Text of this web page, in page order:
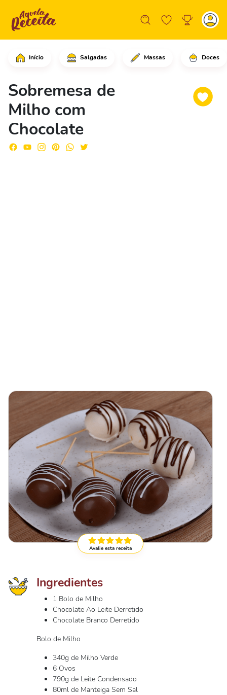
Início Salgadas Massas Doces
Sobremesa de
Milho com
Chocolate
Comece batendo o bolo de milho
Avalie esta receita
Ingredientes
1 Bolo de Milho
Chocolate Ao Leite Derretido
Chocolate Branco Derretido
Bolo de Milho
340g de Milho Verde
6 Ovos
790g de Leite Condensado
80ml de Manteiga Sem Sal